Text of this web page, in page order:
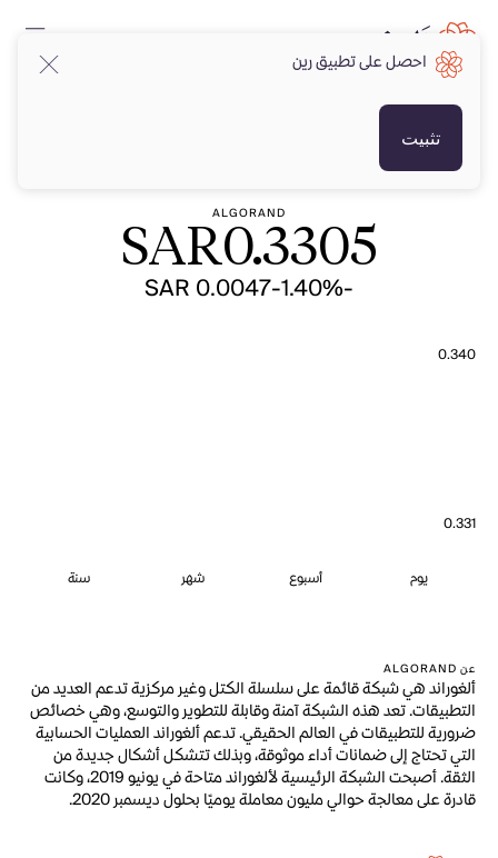
ALGORAND
SAR0.3305
-1.40%
-SAR 0.0047
0.340
0.331
يوم أسبوع شهر سنة
عن ALGORAND
ألغوراند هي شبكة قائمة على سلسلة الكتل وغير مركزية تدعم العديد من
التطبيقات. تعد هذه الشبكة آمنة وقابلة للتطوير والتوسع، وهي خصائص
ضرورية للتطبيقات في العالم الحقيقي. تدعم ألغوراند العمليات الحسابية
التي تحتاج إلى ضمانات أداء موثوقة، وبذلك تتشكل أشكال جديدة من
الثقة. أصبحت الشبكة الرئيسية لألغوراند متاحة في يونيو 2019، وكانت
قادرة على معالجة حوالي مليون معاملة يوميًا بحلول ديسمبر 2020.
احصل على تطبيق رين
تثبيت